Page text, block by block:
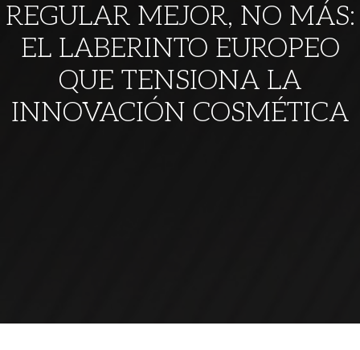
REGULAR MEJOR, NO MÁS:
EL LABERINTO EUROPEO
QUE TENSIONA LA
INNOVACIÓN COSMÉTICA